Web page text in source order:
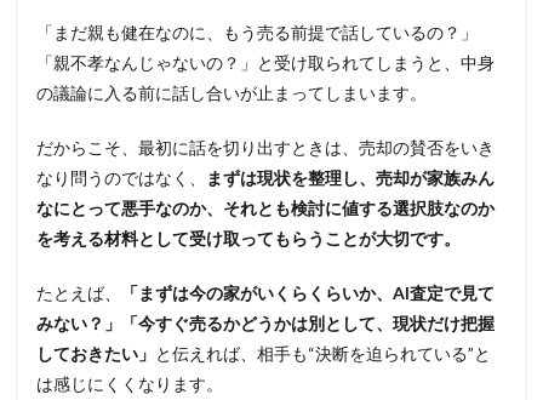
「まだ親も健在なのに、もう売る前提で話しているの？」
「親不孝なんじゃないの？」と受け取られてしまうと、中身
の議論に入る前に話し合いが止まってしまいます。
だからこそ、最初に話を切り出すときは、売却の賛否をいき
なり問うのではなく、
まずは現状を整理し、売却が家族みん
なにとって悪手なのか、それとも検討に値する選択肢なのか
を考える材料として受け取ってもらうことが大切です。
たとえば、
「まずは今の家がいくらくらいか、AI査定で見て
みない？」「今すぐ売るかどうかは別として、現状だけ把握
しておきたい」 と伝えれば、相手も“決断を迫られている”と
は感じにくくなります。